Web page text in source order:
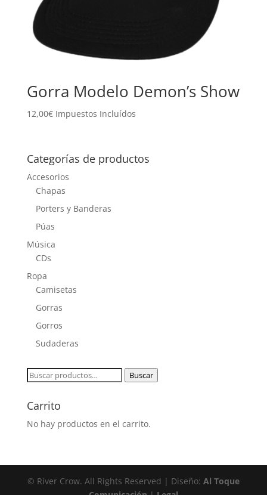
Gorra Modelo Demon’s Show
12,00€ Impuestos Incluídos
Categorías de productos
Accesorios
Chapas
Porters y Banderas
Púas
Música
CDs
Ropa
Camisetas
Gorras
Gorros
Sudaderas
Buscar
Buscar
Carrito
No hay productos en el carrito.
© River Crow. All Rights Reserved | Diseño: Al Toque